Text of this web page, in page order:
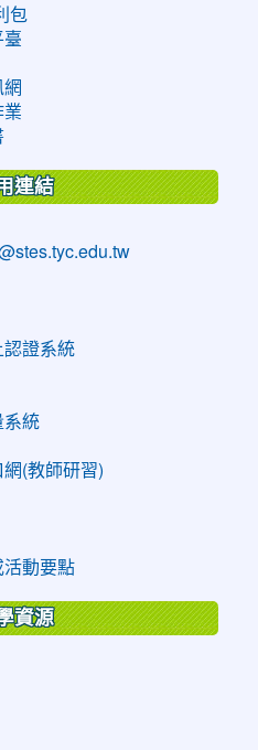
包
臺
業
連結
認證系統
系統
(教師研習)
活動要點
資源